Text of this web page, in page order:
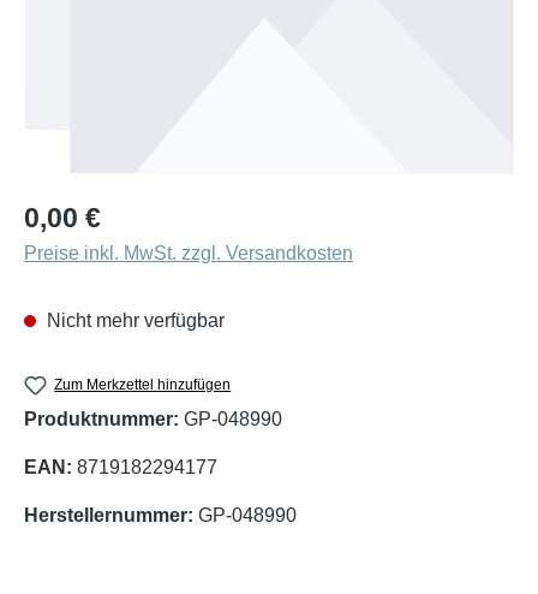
Regulärer Preis:
0,00 €
Preise inkl. MwSt. zzgl. Versandkosten
Nicht mehr verfügbar
Zum Merkzettel hinzufügen
Produktnummer: GP-048990
EAN: 8719182294177
Herstellernummer: GP-048990